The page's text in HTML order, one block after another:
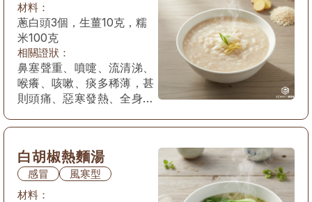
材料：
蔥白頭3個，生薑10克，糯
米100克
相關證狀：
鼻塞聲重、噴嚏、流清涕、
喉癢、咳嗽、痰多稀薄，甚
則頭痛、惡寒發熱、全身疼
白胡椒熱麵湯
感冒
風寒型
材料：